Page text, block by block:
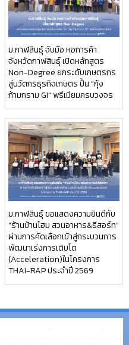
ม.กาฬสินธุ์ จับมือ หอการค้า
จังหวัดกาฬสินธุ์ เปิดหลักสูตร
Non-Degree ยกระดับเกษตรกร
สู่นวัตกรธุรกิจเกษตร ปั้น “กุ้ง
ก้ามกราม GI” พรีเมียมครบวงจร
ม.กาฬสินธุ์ ขอแสดงความยินดีกับ
“ร้านบ้านโฮม สวนอาหาร&รีสอร์ท”
ผ่านการคัดเลือกเข้าสู่กระบวนการ
พัฒนาเร่งการเติบโต
(Acceleration)ในโครงการ
THAI-RAP ประจำปี 2569